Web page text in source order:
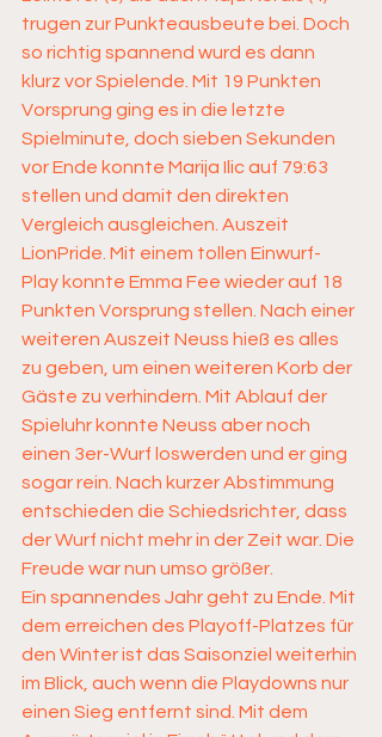
trugen zur Punkteausbeute bei. Doch
so richtig spannend wurd es dann
klurz vor Spielende. Mit 19 Punkten
Vorsprung ging es in die letzte
Spielminute, doch sieben Sekunden
vor Ende konnte Marija Ilic auf 79:63
stellen und damit den direkten
Vergleich ausgleichen. Auszeit
LionPride. Mit einem tollen Einwurf-
Play konnte Emma Fee wieder auf 18
Punkten Vorsprung stellen. Nach einer
weiteren Auszeit Neuss hieß es alles
zu geben, um einen weiteren Korb der
Gäste zu verhindern. Mit Ablauf der
Spieluhr konnte Neuss aber noch
einen 3er-Wurf loswerden und er ging
sogar rein. Nach kurzer Abstimmung
entschieden die Schiedsrichter, dass
der Wurf nicht mehr in der Zeit war. Die
Freude war nun umso größer.
Ein spannendes Jahr geht zu Ende. Mit
dem erreichen des Playoff-Platzes für
den Winter ist das Saisonziel weiterhin
im Blick, auch wenn die Playdowns nur
einen Sieg entfernt sind. Mit dem